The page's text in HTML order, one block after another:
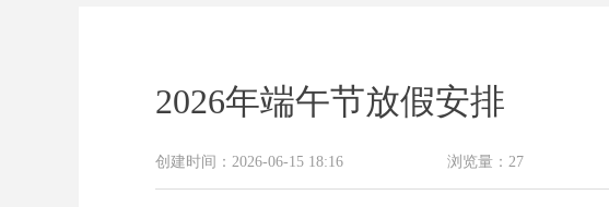
2026年端午节放假安排
创建时间： 2026-06-15 18:16 浏览量： 27